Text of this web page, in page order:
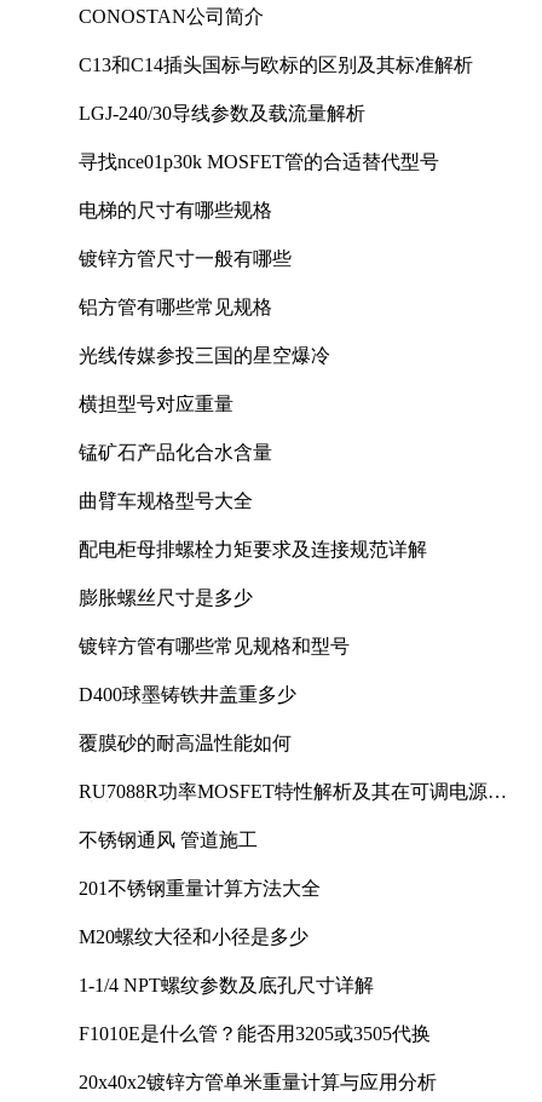
CONOSTAN公司简介
C13和C14插头国标与欧标的区别及其标准解析
LGJ-240/30导线参数及载流量解析
寻找nce01p30k MOSFET管的合适替代型号
电梯的尺寸有哪些规格
镀锌方管尺寸一般有哪些
铝方管有哪些常见规格
光线传媒参投三国的星空爆冷
横担型号对应重量
锰矿石产品化合水含量
曲臂车规格型号大全
配电柜母排螺栓力矩要求及连接规范详解
膨胀螺丝尺寸是多少
镀锌方管有哪些常见规格和型号
D400球墨铸铁井盖重多少
覆膜砂的耐高温性能如何
RU7088R功率MOSFET特性解析及其在可调电源设
不锈钢通风 管道施工
201不锈钢重量计算方法大全
M20螺纹大径和小径是多少
1-1/4 NPT螺纹参数及底孔尺寸详解
F1010E是什么管？能否用3205或3505代换
20x40x2镀锌方管单米重量计算与应用分析